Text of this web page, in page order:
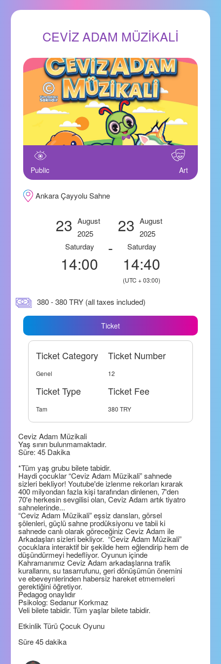
CEVİZ ADAM MÜZİKALİ
Public Art
Ankara Çayyolu Sahne
23 August
2025
Saturday
14:00
-
23 August
2025
Saturday
14:40
(UTC + 03:00)
380 - 380 TRY (all taxes included)
Ticket
Ticket Category Ticket Number
Genel 12
Ticket Type Ticket Fee
Tam 380 TRY
Ceviz Adam Müzikali
Yaş sınırı bulunmamaktadır.
Süre: 45 Dakika
*Tüm yaş grubu bilete tabidir.
Haydi çocuklar “Ceviz Adam Müzikali” sahnede
sizleri bekliyor! Youtube'de izlenme rekorları kırarak
400 milyondan fazla kişi tarafından dinlenen, 7'den
70'e herkesin sevgilisi olan, Ceviz Adam artık tiyatro
sahnelerinde...
“Ceviz Adam Müzikali” eşsiz dansları, görsel
şölenleri, güçlü sahne prodüksiyonu ve tabii ki
sahnede canlı olarak göreceğiniz Ceviz Adam ile
Arkadaşları sizleri bekliyor. “Ceviz Adam Müzikali”
çocuklara interaktif bir şekilde hem eğlendirip hem de
düşündürmeyi hedefliyor. Oyunun içinde
Kahramanımız Ceviz Adam arkadaşlarına trafik
kurallarını, su tasarrufunu, geri dönüşümün önemini
ve ebeveynlerinden habersiz hareket etmemeleri
gerektiğini öğretiyor.
Pedagog onaylıdır
Psikolog: Sedanur Korkmaz
Veli bilete tabidir. Tüm yaşlar bilete tabidir.
Etkinlik Türü Çocuk Oyunu
Süre 45 dakika